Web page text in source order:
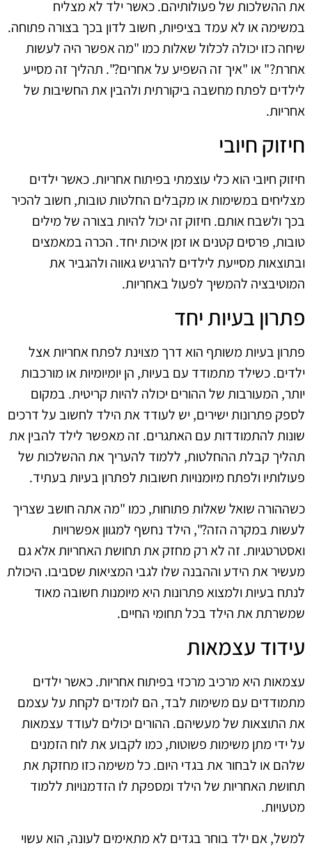
את ההשלכות של פעולותיהם. כאשר ילד לא מצליח
במשימה או לא עמד בציפיות, חשוב לדון בכך בצורה פתוחה.
שיחה כזו יכולה לכלול שאלות כמו "מה אפשר היה לעשות
אחרת?" או "איך זה השפיע על אחרים?". תהליך זה מסייע
לילדים לפתח מחשבה ביקורתית ולהבין את החשיבות של
אחריות.
חיזוק חיובי
חיזוק חיובי הוא כלי עוצמתי בפיתוח אחריות. כאשר ילדים
מצליחים במשימות או מקבלים החלטות טובות, חשוב להכיר
בכך ולשבח אותם. חיזוק זה יכול להיות בצורה של מילים
טובות, פרסים קטנים או זמן איכות יחד. הכרה במאמצים
ובתוצאות מסייעת לילדים להרגיש גאווה ולהגביר את
המוטיבציה להמשיך לפעול באחריות.
פתרון בעיות יחד
פתרון בעיות משותף הוא דרך מצוינת לפתח אחריות אצל
ילדים. כשילד מתמודד עם בעיות, הן יומיומיות או מורכבות
יותר, המעורבות של ההורים יכולה להיות קריטית. במקום
לספק פתרונות ישירים, יש לעודד את הילד לחשוב על דרכים
שונות להתמודדות עם האתגרים. זה מאפשר לילד להבין את
תהליך קבלת ההחלטות, ללמוד להעריך את ההשלכות של
פעולותיו ולפתח מיומנויות חשובות לפתרון בעיות בעתיד.
כשההורה שואל שאלות פתוחות, כמו "מה אתה חושב שצריך
לעשות במקרה הזה?", הילד נחשף למגוון אפשרויות
ואסטרטגיות. זה לא רק מחזק את תחושת האחריות אלא גם
מעשיר את הידע וההבנה שלו לגבי המציאות שסביבו. היכולת
לנתח בעיות ולמצוא פתרונות היא מיומנות חשובה מאוד
שמשרתת את הילד בכל תחומי החיים.
עידוד עצמאות
עצמאות היא מרכיב מרכזי בפיתוח אחריות. כאשר ילדים
מתמודדים עם משימות לבד, הם לומדים לקחת על עצמם
את התוצאות של מעשיהם. ההורים יכולים לעודד עצמאות
על ידי מתן משימות פשוטות, כמו לקבוע את לוח הזמנים
שלהם או לבחור את בגדי היום. כל משימה כזו מחזקת את
תחושת האחריות של הילד ומספקת לו הזדמנויות ללמוד
מטעויות.
למשל, אם ילד בוחר בגדים לא מתאימים לעונה, הוא עשוי